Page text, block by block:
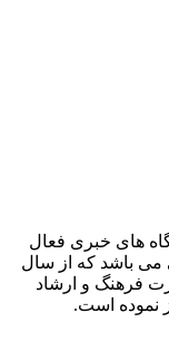
های خبری فعال
می باشد که از سال
مجوز با شماره 88945 از وزارت فرهنگ و ارشاد
نموده است.